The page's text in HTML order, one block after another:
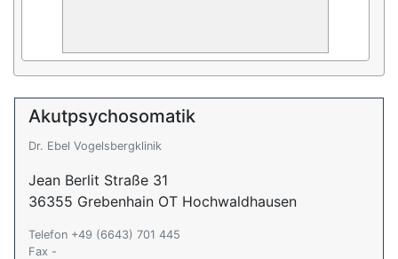
Akutpsychosomatik
Dr. Ebel Vogelsbergklinik
Jean Berlit Straße 31
36355 Grebenhain OT Hochwaldhausen
Telefon +49 (6643) 701 445
Fax -